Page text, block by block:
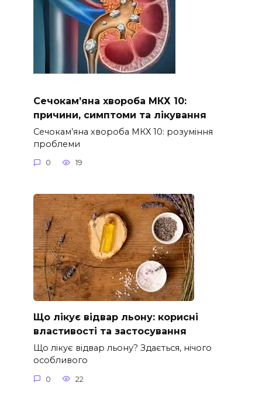
Сечокам’яна хвороба МКХ 10:
причини, симптоми та лікування
Сечокам’яна хвороба МКХ 10: розуміння
проблеми
0 19
Що лікує відвар льону: корисні
властивості та застосування
Що лікує відвар льону? Здається, нічого
особливого
0 22